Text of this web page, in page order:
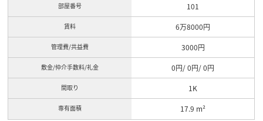
部屋番号
賃料
管理費/共益費
敷金/仲介手数料/礼金
間取り
専有面積
101
6万8000円
3000円
0円/ 0円/ 0円
1K
17.9 m²